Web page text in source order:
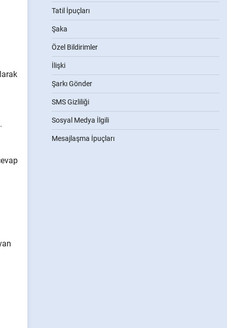
Tatil İpuçları
Şaka
Özel Bildirimler
İlişki
Şarkı Gönder
SMS Gizliliği
Sosyal Medya İlgili
Mesajlaşma İpuçları